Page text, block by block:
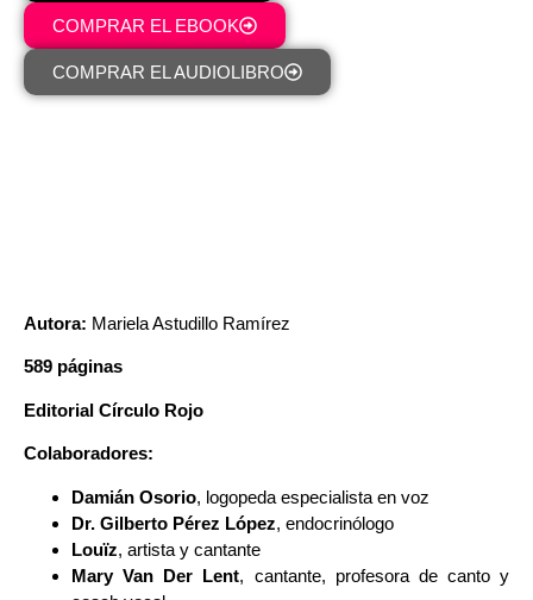
COMPRAR EL EBOOK
COMPRAR EL AUDIOLIBRO
Autora: Mariela Astudillo Ramírez
589 páginas
Editorial Círculo Rojo
Colaboradores:
Damián Osorio, logopeda especialista en voz
Dr. Gilberto Pérez López, endocrinólogo
Louïz, artista y cantante
Mary Van Der Lent, cantante, profesora de canto y